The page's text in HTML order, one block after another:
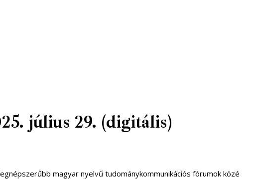
július 29. (digitális)
magyar nyelvű tudománykommunikációs fórumok közé